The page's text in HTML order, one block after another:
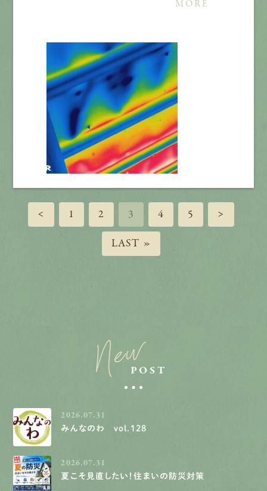
MORE
< 1 2 3 4 5
>
LAST »
NewPOST
2026.07.31
みんなのわ vol.128
2026.07.31
夏こそ見直したい！住まいの防災対策